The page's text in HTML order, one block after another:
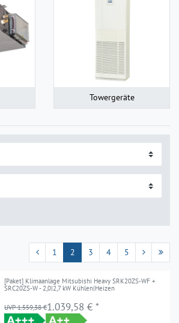
Towergeräte
1 2 3 4 5
[Paket] Klimaanlage Mitsubishi Heavy SRK20ZS-WF +
SRC20ZS-W - 2,0|2,7 kW Kühlen|Heizen
UVP 1.559,38 €1.039,58 € *